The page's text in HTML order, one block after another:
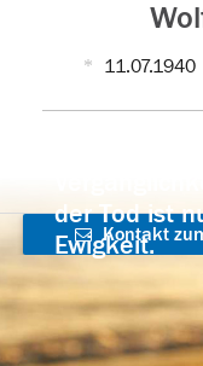
11.07.1940
der Tod ist
Ewigkeit.
Kontakt